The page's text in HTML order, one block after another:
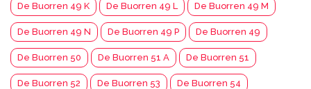
De Buorren 49 K De Buorren 49 L De Buorren 49 M
De Buorren 49 N De Buorren 49 P De Buorren 49
De Buorren 50 De Buorren 51 A De Buorren 51
De Buorren 52 De Buorren 53 De Buorren 54